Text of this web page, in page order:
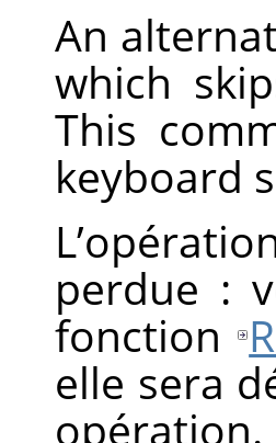
An
which
This
keyboard
perdue :
fonction
elle sera
opération.